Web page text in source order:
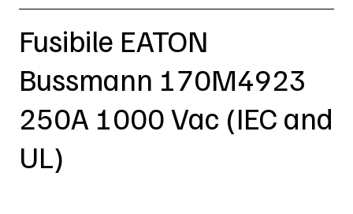
Fusibile EATON
Bussmann 170M4923
250A 1000 Vac (IEC and
UL)